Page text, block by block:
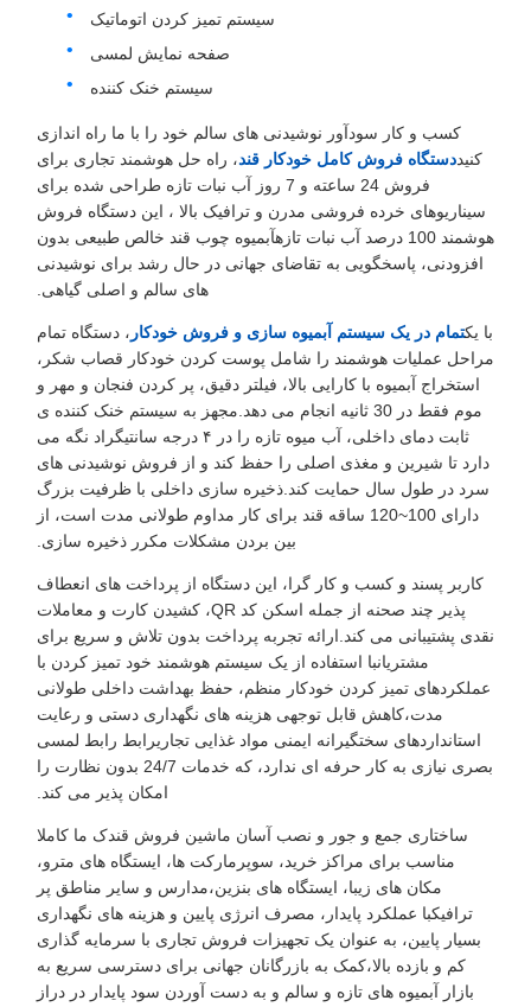
سیستم تمیز کردن اتوماتیک
صفحه نمایش لمسی
سیستم خنک کننده
کسب و کار سودآور نوشیدنی های سالم خود را با ما راه اندازی
کنیددستگاه فروش کامل خودکار قند، راه حل هوشمند تجاری برای
فروش 24 ساعته و 7 روز آب نبات تازه طراحی شده برای
سیناریوهای خرده فروشی مدرن و ترافیک بالا ، این دستگاه فروش
هوشمند 100 درصد آب نبات تازهآبمیوه چوب قند خالص طبیعی بدون
افزودنی، پاسخگویی به تقاضای جهانی در حال رشد برای نوشیدنی
های سالم و اصلی گیاهی.
با یکتمام در یک سیستم آبمیوه سازی و فروش خودکار ، دستگاه تمام
مراحل عملیات هوشمند را شامل پوست کردن خودکار قصاب شکر،
استخراج آبمیوه با کارایی بالا، فیلتر دقیق، پر کردن فنجان و مهر و
موم فقط در 30 ثانیه انجام می دهد.مجهز به سیستم خنک کننده ی
ثابت دمای داخلی، آب میوه تازه را در ۴ درجه سانتیگراد نگه می
دارد تا شیرین و مغذی اصلی را حفظ کند و از فروش نوشیدنی های
سرد در طول سال حمایت کند.ذخیره سازی داخلی با ظرفیت بزرگ
دارای 100~120 ساقه قند برای کار مداوم طولانی مدت است، از
بین بردن مشکلات مکرر ذخیره سازی.
کاربر پسند و کسب و کار گرا، این دستگاه از پرداخت های انعطاف
پذیر چند صحنه از جمله اسکن کد QR، کشیدن کارت و معاملات
نقدی پشتیبانی می کند.ارائه تجربه پرداخت بدون تلاش و سریع برای
مشتریانبا استفاده از یک سیستم هوشمند خود تمیز کردن با
عملکردهای تمیز کردن خودکار منظم، حفظ بهداشت داخلی طولانی
مدت،کاهش قابل توجهی هزینه های نگهداری دستی و رعایت
استانداردهای سختگیرانه ایمنی مواد غذایی تجاریرابط رابط لمسی
بصری نیازی به کار حرفه ای ندارد، که خدمات 24/7 بدون نظارت را
امکان پذیر می کند.
ساختاری جمع و جور و نصب آسان ماشین فروش قندک ما کاملا
مناسب برای مراکز خرید، سوپرمارکت ها، ایستگاه های مترو،
مکان های زیبا، ایستگاه های بنزین،مدارس و سایر مناطق پر
ترافیکبا عملکرد پایدار، مصرف انرژی پایین و هزینه های نگهداری
بسیار پایین، به عنوان یک تجهیزات فروش تجاری با سرمایه گذاری
کم و بازده بالا،کمک به بازرگانان جهانی برای دسترسی سریع به
بازار آبمیوه های تازه و سالم و به دست آوردن سود پایدار در دراز